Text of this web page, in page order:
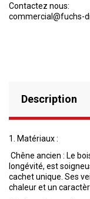
Contactez nous:
commercial@fuchs-
Description
1.
Matériaux :
Chêne ancien : Le
longévité, est
cachet unique. Ses
chaleur et un